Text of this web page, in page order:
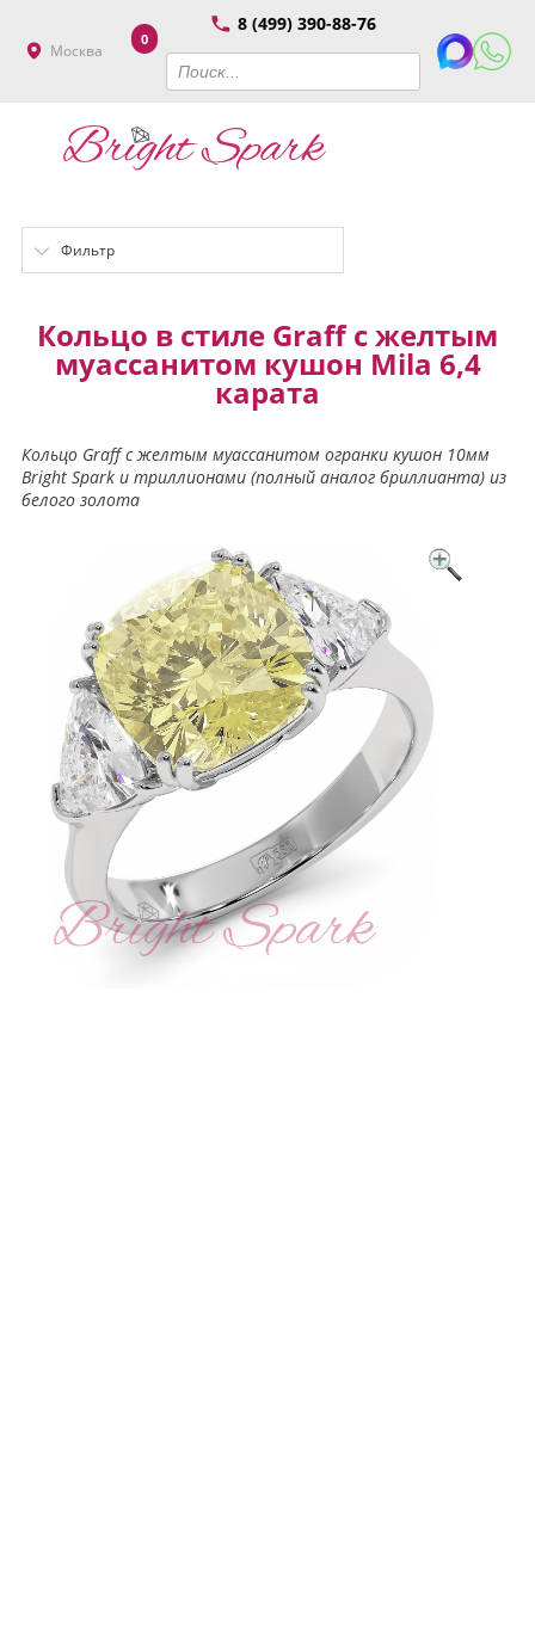
Москва
8 (499) 390-88-76
0
Фильтр
Кольцо в стиле Graff с желтым
муассанитом кушон Mila 6,4
карата
Кольцо Graff с желтым муассанитом огранки кушон 10мм
Bright Spark и триллионами (полный аналог бриллианта) из
белого золота